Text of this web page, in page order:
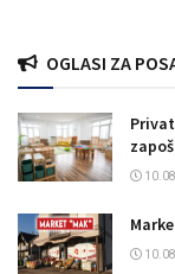
OGLASI ZA